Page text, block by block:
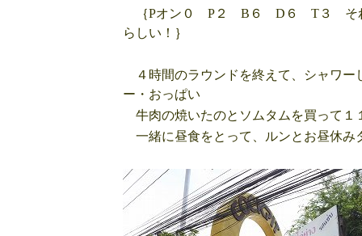
｛Pオン０ P２ B６ D６ T３ そ
らしい！｝
４時間のラウンドを終えて、シャワ
ー・おっぱい
牛肉の焼いたのとソムタムを買って１
一緒に昼食をとって、ルンとお昼休